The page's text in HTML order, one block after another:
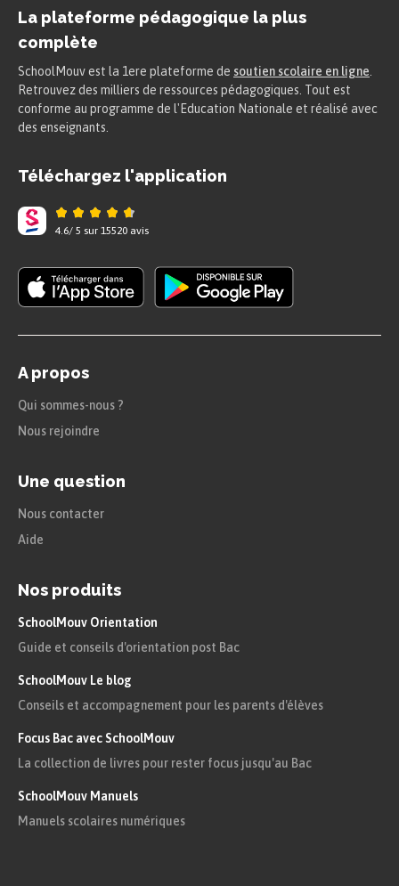
La plateforme pédagogique la plus
complète
SchoolMouv est la 1ere plateforme de soutien scolaire en ligne
Retrouvez des milliers de ressources pédagogiques. Tout est
conforme au programme de l'Education Nationale et réalisé avec
des enseignants.
Téléchargez l'application
4.6/ 5 sur 15520 avis
A propos
Qui sommes-nous ?
Nous rejoindre
Une question
Nous contacter
Aide
Nos produits
SchoolMouv Orientation
Guide et conseils d'orientation post Bac
SchoolMouv Le blog
Conseils et accompagnement pour les parents d'élèves
Focus Bac avec SchoolMouv
La collection de livres pour rester focus jusqu'au Bac
SchoolMouv Manuels
Manuels scolaires numériques